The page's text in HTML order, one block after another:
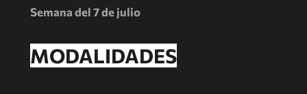
Semana del 7 de julio
MODALIDADES